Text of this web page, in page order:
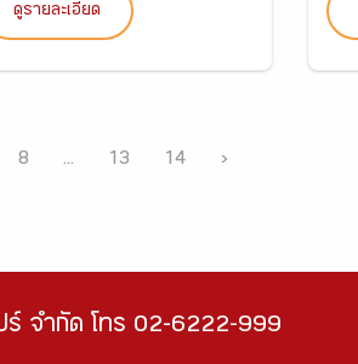
ดูรายละเอียด
8 ... 13 14 ›
ร์ จำกัด โทร 02-6222-999